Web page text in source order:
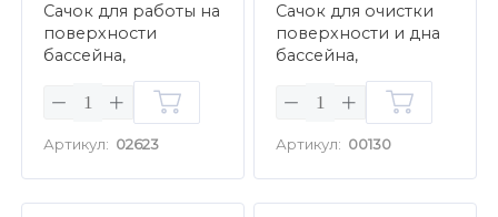
Сачок для работы на
поверхности
бассейна,
крепление зажим
Артикул: 02623
Сачок для очистки
поверхности и дна
бассейна,
крепление зажим
Артикул: 00130